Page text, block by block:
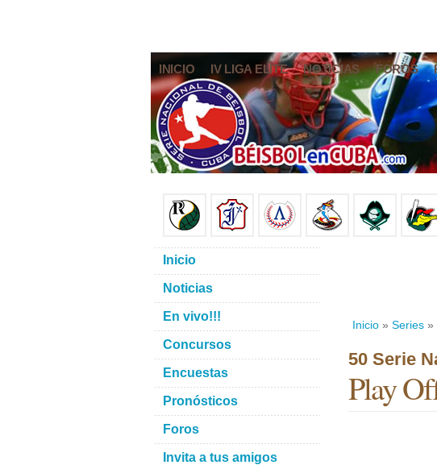
INICIO IV LIGA ELITE NOTICIAS FOROS
Inicio » Series »
50 Serie
Play
Inicio
Noticias
En vivo!!!
Concursos
Encuestas
Pronósticos
Foros
Invita a tus amigos